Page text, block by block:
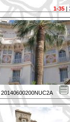
1-35|
20140600200NUC2A